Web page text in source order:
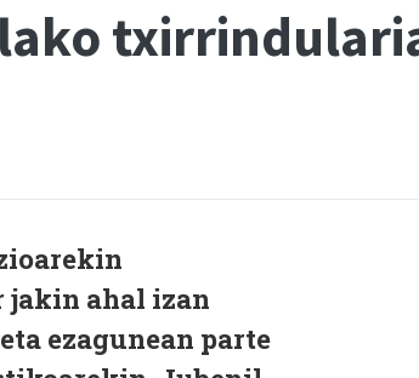
jakin ahal izan
ezagunean parte